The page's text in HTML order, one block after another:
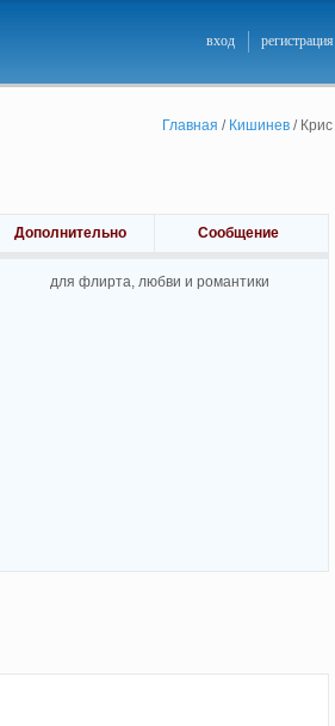
вход регистрация
Главная / Кишинев/ Крис
Дополнительно Сообщение
для флирта, любви и романтики